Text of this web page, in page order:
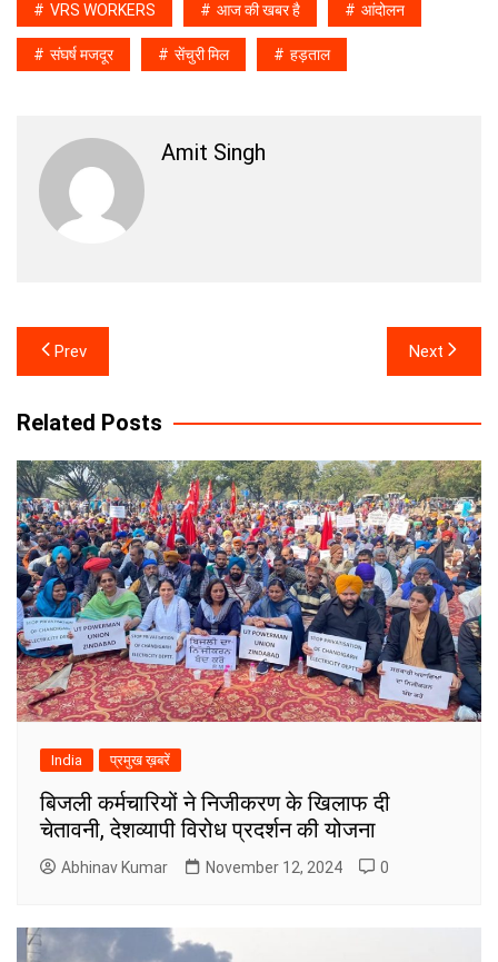
VRS WORKERS आज की खबर है आंदोलन
संघर्ष मजदूर सेंचुरी मिल हड़ताल
Amit Singh
Post
navigation
Prev Next
Related Posts
India प्रमुख ख़बरें
बिजली कर्मचारियों ने निजीकरण के खिलाफ दी
चेतावनी, देशव्यापी विरोध प्रदर्शन की योजना
Abhinav Kumar November 12, 2024 0